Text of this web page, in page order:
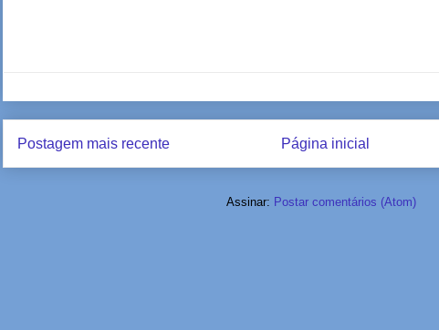
Postagem mais recente Página inicial
Assinar: Postar comentários (Atom)